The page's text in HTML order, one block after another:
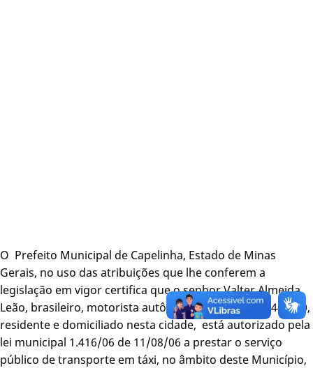
O Prefeito Municipal de Capelinha, Estado de Minas
Gerais, no uso das atribuições que lhe conferem a
legislação em vigor certifica que o senhor Valter Almeida
Leão, brasileiro, motorista autônomo, CPF – 750.59.446/00,
residente e domiciliado nesta cidade, está autorizado pela
lei municipal 1.416/06 de 11/08/06 a prestar o serviço
público de transporte em táxi, no âmbito deste Município,